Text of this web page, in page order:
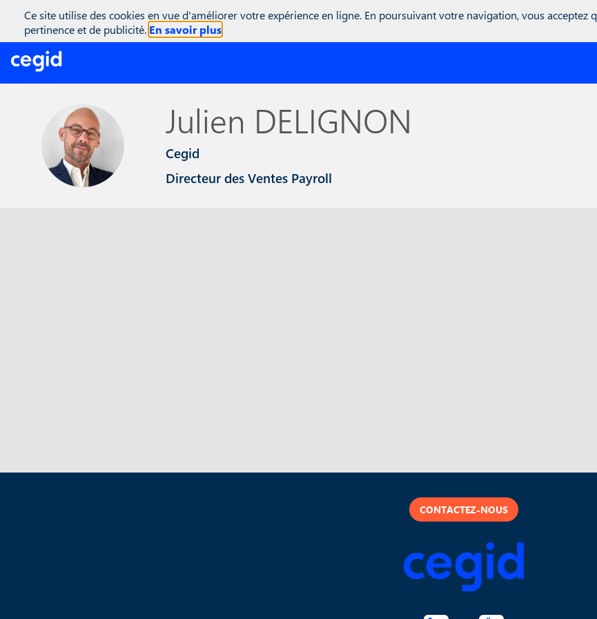
JD
Julien DELIGNON
Cegid
Directeur des Ventes Payroll
CONTACTEZ-NOUS
Ce site utilise des cookies en vue d'améliorer votre expérience en ligne. En poursuivant votre navigation, vous acceptez
pertinence et de publicité. En savoir plus
inwink.tracking.trackers || []; inwink.tracking.trackers.push({ script: { id : "mytracker", innerContent : '(function() {\r\n var
didInit = true;\r\n Munchkin.init('818-MJH-876');\r\n }\r\n }\r\n var s = document.createElement('script');\r\n s.type = 'text/
'//munchkin.marketo.net/munchkin.js';\r\n s.onreadystatechange = function() {\r\n if (this.readyState == 'complete' ||
initMunchkin;\r\n document.getElementsByTagName('head')[0].appendChild(s);\r\n})();' }, trackPage: function(location){},